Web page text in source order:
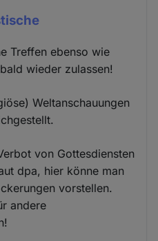
Treffen ebenso wie
wieder zulassen!
Weltanschauungen
von Gottesdiensten
dpa, hier könne man
vorstellen.
andere